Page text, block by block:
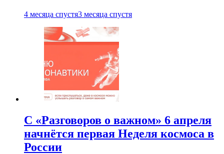
4 месяца спустя3 месяца спустя
С «Разговоров о важном» 6 апреля
начнётся первая Неделя космоса в
России